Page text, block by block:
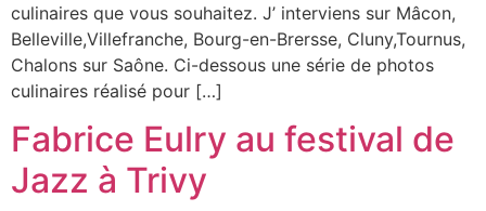
culinaires que vous souhaitez. J’ interviens sur Mâcon,
Belleville,Villefranche, Bourg-en-Brersse, Cluny,Tournus,
Chalons sur Saône. Ci-dessous une série de photos
culinaires réalisé pour […]
Fabrice Eulry au festival de
Jazz à Trivy